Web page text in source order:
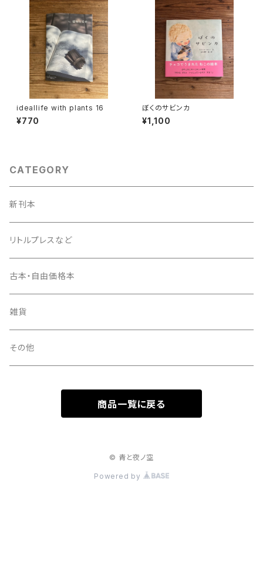
ideallife with plants 16
¥770
ぼくのサビンカ
¥1,100
CATEGORY
新刊本
リトルプレスなど
古本・自由価格本
雑貨
その他
商品一覧に戻る
© 青と夜ノ空
Powered by